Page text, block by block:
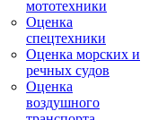
мототехники
Оценка
спецтехники
Оценка морских и
речных судов
Оценка
воздушного